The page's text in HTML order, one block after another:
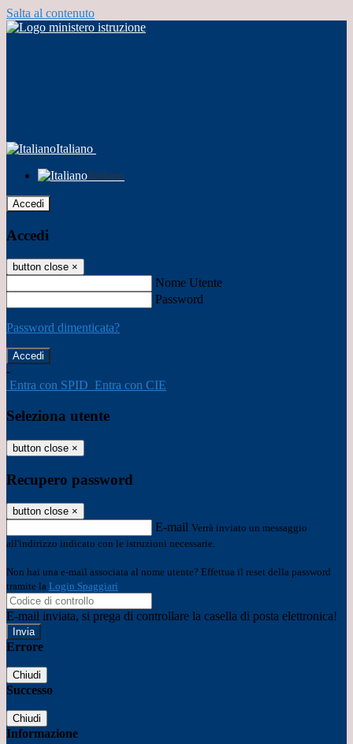
Salta al contenuto
Italiano
Italiano
Accedi
Accedi
button close ×
Nome Utente
Password
Password dimenticata?
-
Entra con SPID Entra con CIE
Seleziona utente
button close ×
Recupero password
button close ×
E-mail Verrà inviato un messaggio
all'indirizzo indicato con le istruzioni necessarie.
Non hai una e-mail associata al nome utente? Effettua il reset della password
tramite la Login Spaggiari
E-mail inviata, si prega di controllare la casella di posta elettronica!
Errore
Chiudi
Successo
Chiudi
Informazione